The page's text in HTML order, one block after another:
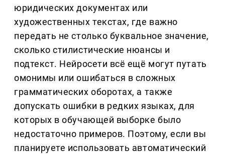
юридических документах или
художественных текстах, где важно
передать не столько буквальное значение,
сколько стилистические нюансы и
подтекст. Нейросети всё ещё могут путать
омонимы или ошибаться в сложных
грамматических оборотах, а также
допускать ошибки в редких языках, для
которых в обучающей выборке было
недостаточно примеров. Поэтому, если вы
планируете использовать автоматический